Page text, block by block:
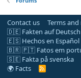
Contact us Terms and
🇩🇪 Fakten auf Deutsch
🇪🇸 Hechos en Español
🇧🇷 🇵🇹 Fatos em
🇸🇪 Fakta på svenska
🌍 Facts
R